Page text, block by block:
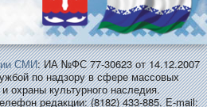
СМИ: ИА №ФС 77-30623 от 14.12.2007
по надзору в сфере массовых
охраны культурного наследия.
редакции: (8182) 433-885. E-mail: